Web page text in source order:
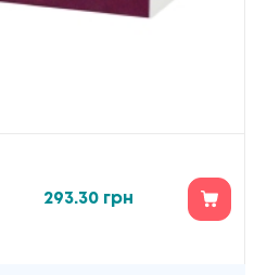
293.30 грн